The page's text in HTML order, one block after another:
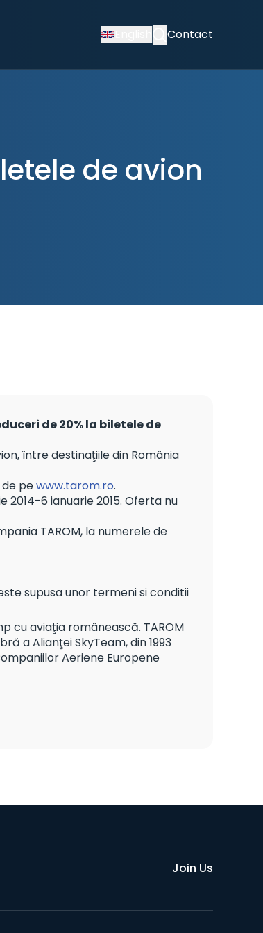
Contact
de avion
de 20% la biletele de
între destinaţiile din România
pewww.tarom.ro.
6 ianuarie 2015. Oferta nu
TAROM, la numerele de
supusa unor termeni si conditii
cu aviaţia românească. TAROM
a Alianţei SkyTeam, din 1993
Aeriene Europene
Join Us